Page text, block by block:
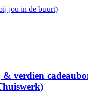
jou in de buurt)
& verdien